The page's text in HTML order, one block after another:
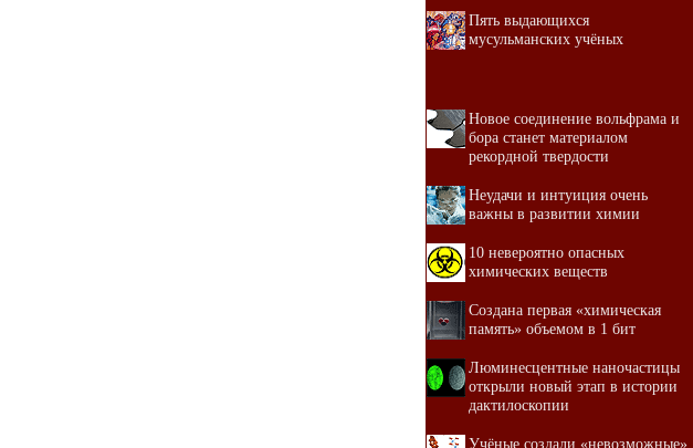
Пять выдающихся
мусульманских учёных
Новое соединение вольфрама и
бора станет материалом
рекордной твердости
Неудачи и интуиция очень
важны в развитии химии
10 невероятно опасных
химических веществ
Создана первая «химическая
память» объемом в 1 бит
Люминесцентные наночастицы
открыли новый этап в истории
дактилоскопии
Учёные создали «невозможные»